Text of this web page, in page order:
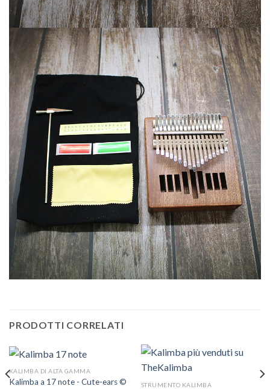
PRODOTTI CORRELATI
KALIMBA DI ALTA GAMMA
Kalimba a 17 note - Cute-ears © STRUMENTO KALIMBA